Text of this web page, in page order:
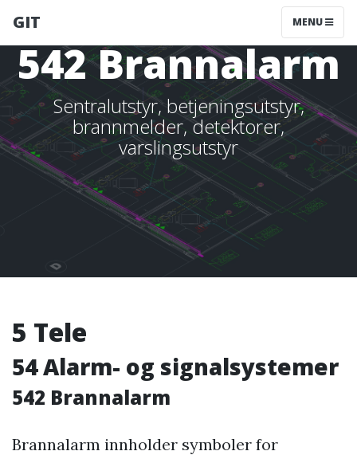
GIT TOGGLE
MENU
542 Brannalarm
Sentralutstyr, betjeningsutstyr,
brannmelder, detektorer,
varslingsutstyr
5 Tele
54 Alarm- og signalsystemer
542 Brannalarm
Brannalarm innholder symboler for